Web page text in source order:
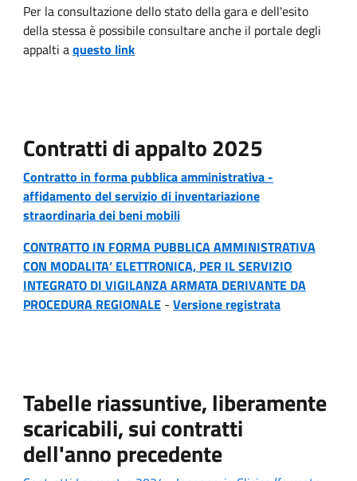
Per la consultazione dello stato della gara e dell'esito
della stessa è possibile consultare anche il portale degli
appalti aquesto link
Contratti di appalto 2025
Contratto in forma pubblica amministrativa -
affidamento del servizio di inventariazione
straordinaria dei beni mobili
CONTRATTO IN FORMA PUBBLICA AMMINISTRATIVA
CON MODALITA’ ELETTRONICA, PER IL SERVIZIO
INTEGRATO DI VIGILANZA ARMATA DERIVANTE DA
PROCEDURA REGIONALE - Versione registrata
Tabelle riassuntive, liberamente
scaricabili, sui contratti
dell'anno precedente